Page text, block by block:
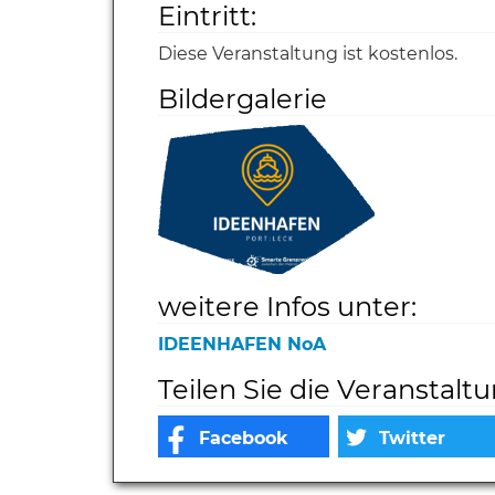
Eintritt:
Diese Veranstaltung ist kostenlos.
Bildergalerie
weitere Infos unter:
IDEENHAFEN NoA
Teilen Sie die